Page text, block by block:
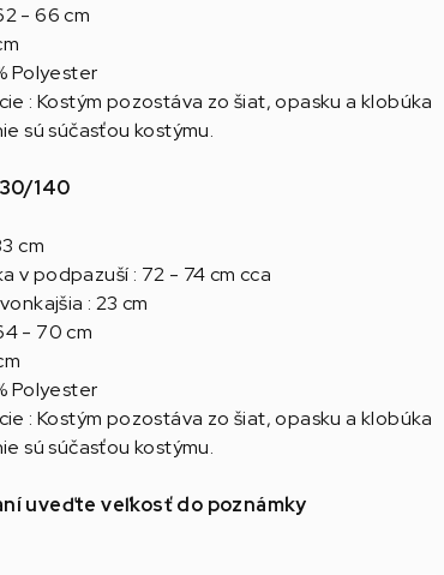
- 66 cm
Polyester
: Kostým pozostáva zo šiat, opasku a klobúka
sú súčasťou kostýmu.
140
cm
v podpazuší : 72 - 74 cm cca
: 23 cm
- 70 cm
Polyester
: Kostým pozostáva zo šiat, opasku a klobúka
sú súčasťou kostýmu.
uveďte veľkosť do poznámky